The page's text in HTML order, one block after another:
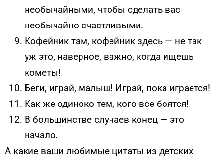
необычайными, чтобы сделать вас
необычайно счастливыми.
Кофейник там, кофейник здесь — не так
уж это, наверное, важно, когда ищешь
кометы!
Беги, играй, малыш! Играй, пока играется!
Как же одиноко тем, кого все боятся!
В большинстве случаев конец — это
начало.
А какие ваши любимые цитаты из детских